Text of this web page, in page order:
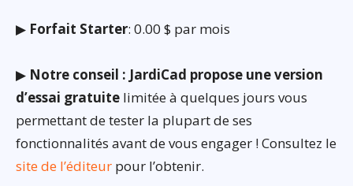
▶ Forfait Starter: 0.00 $ par mois
▶ Notre conseil : JardiCad propose une version
d’essai gratuite limitée à quelques jours vous
permettant de tester la plupart de ses
fonctionnalités avant de vous engager ! Consultez le
site de l’éditeur pour l’obtenir.